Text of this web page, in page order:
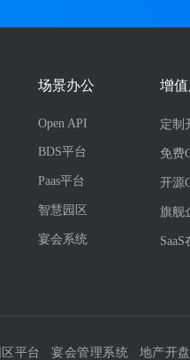
场景办公
Open API
BDS平台
Paas平台
智慧园区
宴会系统
增
定制
免费
开源
旗舰
平台 宴会管理系统 地产开